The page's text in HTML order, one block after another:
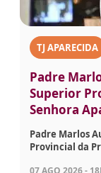
TJ APARECIDA
Padre
Superior
Senhora
Padre Marlos
Provincial da